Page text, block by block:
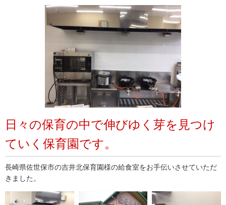
日々の保育の中で伸びゆく芽を見つけ
ていく保育園です。
長崎県佐世保市の吉井北保育園様の給食室をお手伝いさせていただ
きました。